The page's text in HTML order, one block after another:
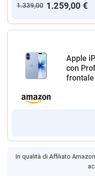
1.339,00 1.259,00 €
Apple
con
frontale
In qualità di Affiliato